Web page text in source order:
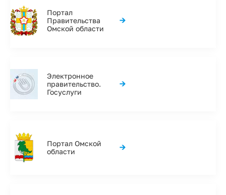
Портал
Правительства
Омской области
→
Электронное
правительство.
Госуслуги
→
Портал Омской
области
→